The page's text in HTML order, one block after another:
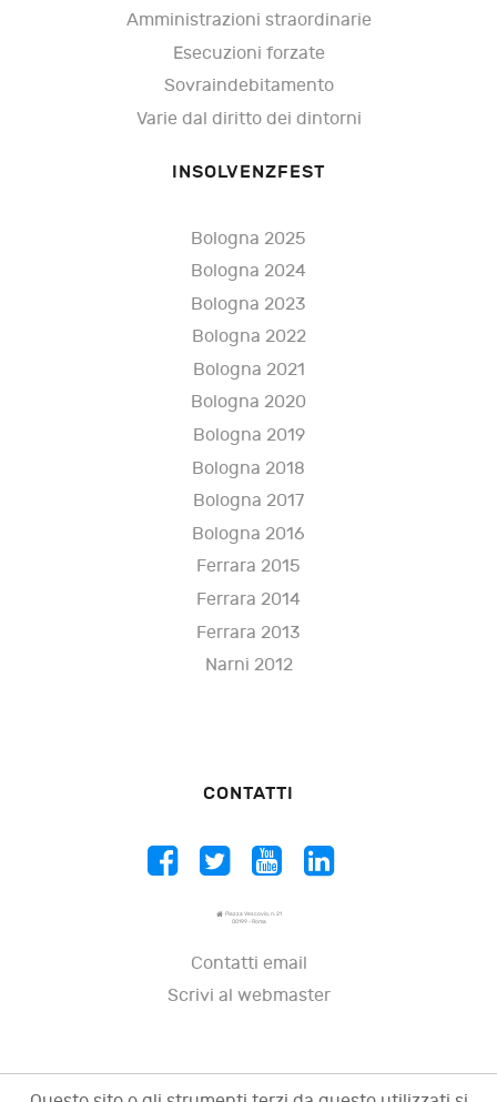
Amministrazioni straordinarie
Esecuzioni forzate
Sovraindebitamento
Varie dal diritto dei dintorni
INSOLVENZFEST
Bologna 2025
Bologna 2024
Bologna 2023
Bologna 2022
Bologna 2021
Bologna 2020
Bologna 2019
Bologna 2018
Bologna 2017
Bologna 2016
Ferrara 2015
Ferrara 2014
Ferrara 2013
Narni 2012
CONTATTI
Piazza Vescovio, n. 21
00199 - Roma
Contatti email
Scrivi al webmaster